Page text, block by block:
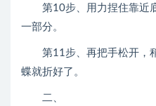
第10步、用力捏住靠近
一部分。
第11步、再把手松开，稍
蝶就折好了。
二、